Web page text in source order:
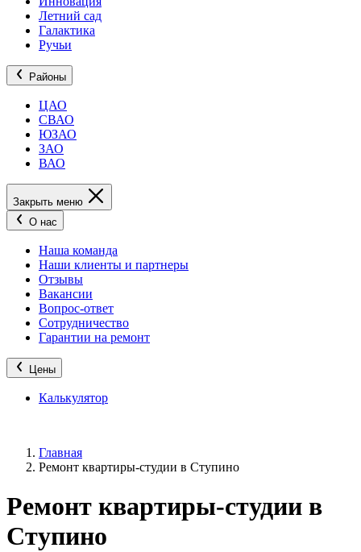
Летний сад
Галактика
Ручьи
Районы
ЦАО
СВАО
ЮЗАО
ЗАО
ВАО
Закрыть меню
О нас
Наша команда
Наши клиенты и партнеры
Отзывы
Вакансии
Вопрос-ответ
Сотрудничество
Гарантии на ремонт
Цены
Калькулятор
Главная
Ремонт квартиры-студии в Ступино
Ремонт квартиры-студии в
Ступино